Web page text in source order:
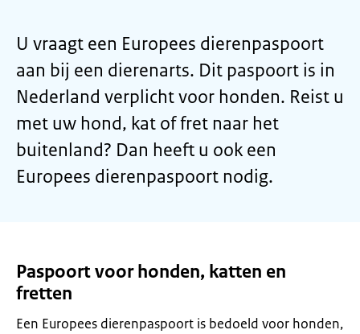
U vraagt een Europees dierenpaspoort
aan bij een dierenarts. Dit paspoort is in
Nederland verplicht voor honden. Reist u
met uw hond, kat of fret naar het
buitenland? Dan heeft u ook een
Europees dierenpaspoort nodig.
Paspoort voor honden, katten en
fretten
Een Europees dierenpaspoort is bedoeld voor honden,